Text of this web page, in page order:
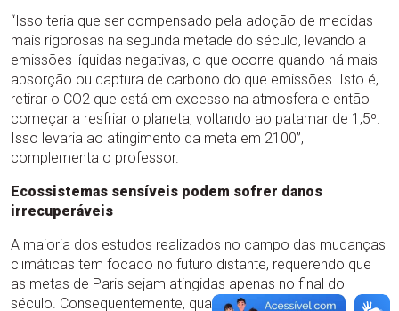
“Isso teria que ser compensado pela adoção de medidas
mais rigorosas na segunda metade do século, levando a
emissões líquidas negativas, o que ocorre quando há mais
absorção ou captura de carbono do que emissões. Isto é,
retirar o CO2 que está em excesso na atmosfera e então
começar a resfriar o planeta, voltando ao patamar de 1,5º.
Isso levaria ao atingimento da meta em 2100”,
complementa o professor.
Ecossistemas sensíveis podem sofrer danos
irrecuperáveis
A maioria dos estudos realizados no campo das mudanças
climáticas tem focado no futuro distante, requerendo que
as metas de Paris sejam atingidas apenas no final do
século. Consequentemente, quase todos os cenários